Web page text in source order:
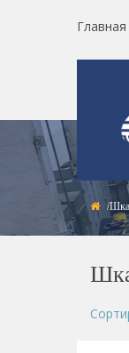
Главная